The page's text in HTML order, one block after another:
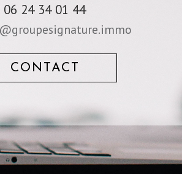
06 24 34 01 44
CONTACT